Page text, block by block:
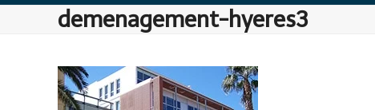
demenagement-hyeres3